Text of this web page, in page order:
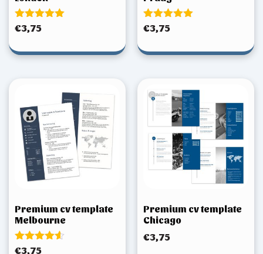
Gewaardeerd
5.00
€3,75
Gewaardeerd
5.00
€3,75
Premium cv template
Melbourne
Gewaardeerd
€3,75
Premium cv template
Chicago
€3,75